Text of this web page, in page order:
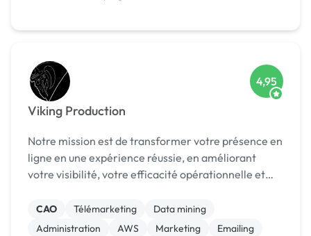
Viking Production
4,95
Notre mission est de transformer votre présence en
ligne en une expérience réussie, en améliorant
votre visibilité, votre efficacité opérationnelle et
CAO Télémarketing
Data mining
Administration
AWS Marketing
Emailing